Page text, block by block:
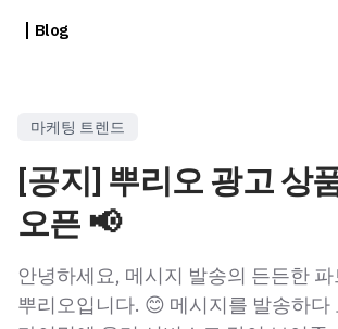
Blog
마케팅 트렌드
[공지] 뿌리오 광고 상
오픈 📢
안녕하세요, 메시지 발송의 든든한 파
뿌리오입니다. 😊 메시지를 발송하다